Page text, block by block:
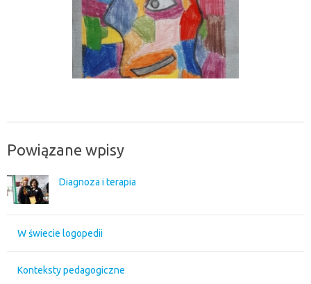
Powiązane wpisy
Diagnoza i terapia
W świecie logopedii
Konteksty pedagogiczne